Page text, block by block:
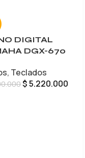
DIGITAL
DGX-670
, Teclados
$5.220.000